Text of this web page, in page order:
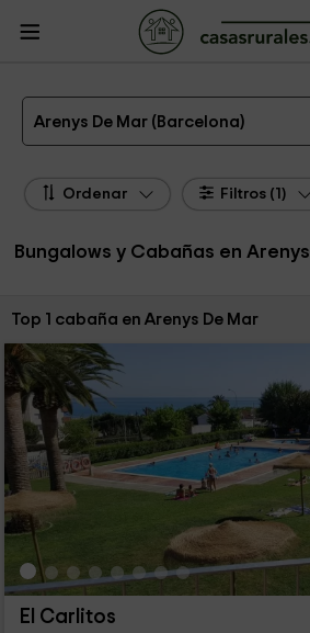
Casas Rurales
Cabañas Cataluña
Bungalows y Cabañas
Arenys De Mar (Barcelona)
Ordenar Filtros (1)
Bungalows y Cabañas en
Ordenar por:
Top 1 cabaña en Arenys De Mar
El Carlitos